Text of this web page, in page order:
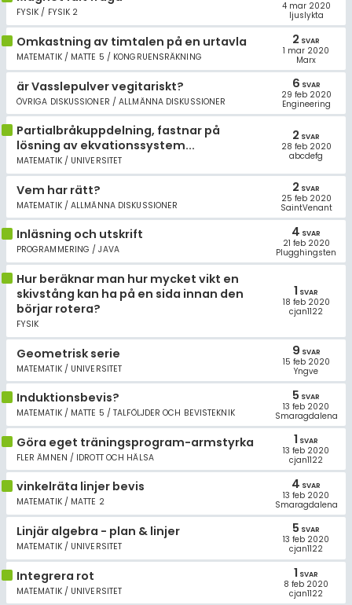
FYSIK / FYSIK 2
4 mar 2020
ljuslykta
Omkastning av timtalen på en urtavla
MATEMATIK / MATTE 5 / KONGRUENSRÄKNING
2 SVAR
1 mar 2020
Marx
är Vasslepulver vegitariskt?
ÖVRIGA DISKUSSIONER / ALLMÄNNA DISKUSSIONER
6 SVAR
29 feb 2020
Engineering
Partialbråkuppdelning, fastnar på
lösning av ekvationssystem...
MATEMATIK / UNIVERSITET
2 SVAR
28 feb 2020
abcdefg
Vem har rätt?
MATEMATIK / ALLMÄNNA DISKUSSIONER
2 SVAR
25 feb 2020
SaintVenant
Inläsning och utskrift
PROGRAMMERING / JAVA
4 SVAR
21 feb 2020
Plugghingsten
Hur beräknar man hur mycket vikt en
skivstång kan ha på en sida innan den
börjar rotera?
FYSIK
1 SVAR
18 feb 2020
cjan1122
Geometrisk serie
MATEMATIK / UNIVERSITET
9 SVAR
15 feb 2020
Yngve
Induktionsbevis?
MATEMATIK / MATTE 5 / TALFÖLJDER OCH BEVISTEKNIK
5 SVAR
13 feb 2020
Smaragdalena
Göra eget träningsprogram-armstyrka
FLER ÄMNEN / IDROTT OCH HÄLSA
1 SVAR
13 feb 2020
cjan1122
vinkelräta linjer bevis
MATEMATIK / MATTE 2
4 SVAR
13 feb 2020
Smaragdalena
Linjär algebra - plan & linjer
MATEMATIK / UNIVERSITET
5 SVAR
13 feb 2020
cjan1122
Integrera rot
MATEMATIK / UNIVERSITET
1 SVAR
8 feb 2020
cjan1122